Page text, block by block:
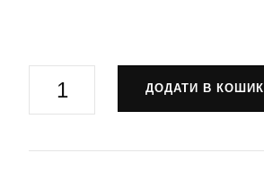
штурмовий
ДОДАТИ В КОШИК